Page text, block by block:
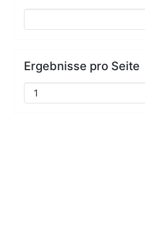
Ergebnisse pro Seite